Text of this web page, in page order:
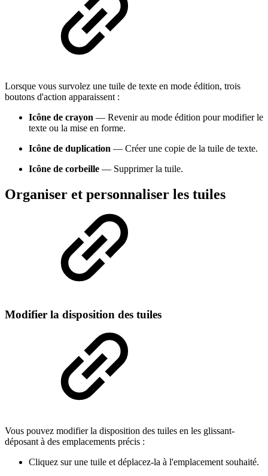
Lorsque vous survolez une tuile de texte en mode édition, trois
boutons d'action apparaissent :
Icône de crayon — Revenir au mode édition pour modifier le
texte ou la mise en forme.
Icône de duplication — Créer une copie de la tuile de texte.
Icône de corbeille — Supprimer la tuile.
Organiser et personnaliser les tuiles
Modifier la disposition des tuiles
Vous pouvez modifier la disposition des tuiles en les glissant-
déposant à des emplacements précis :
Cliquez sur une tuile et déplacez-la à l'emplacement souhaité.